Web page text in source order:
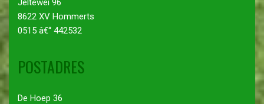
8622 XV Hommerts
0515 â€“ 442532
POSTADRES
De Hoep 36